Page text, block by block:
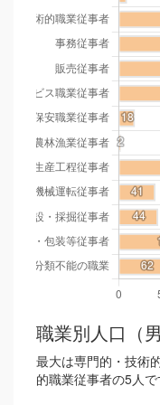
職業別人口（男
最大は専門的・技術
的職業従事者の5人で